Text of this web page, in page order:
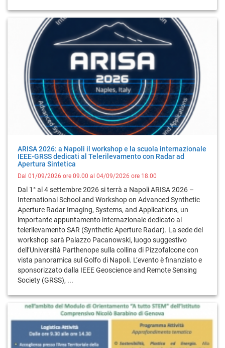
ARISA 2026: a Napoli il workshop e la scuola internazionale
IEEE-GRSS dedicati al Telerilevamento con Radar ad
Apertura Sintetica
Dal 01/09/2026 ore 09.00 al 04/09/2026 ore 18.00
Dal 1° al 4 settembre 2026 si terrà a Napoli ARISA 2026 –
International School and Workshop on Advanced Synthetic
Aperture Radar Imaging, Systems, and Applications, un
importante appuntamento internazionale dedicato al
telerilevamento SAR (Synthetic Aperture Radar). La sede del
workshop sarà Palazzo Pacanowski, luogo suggestivo
dell’Università Parthenope sulla collina di Pizzofalcone con
vista panoramica sul Golfo di Napoli. L’evento è finanziato e
sponsorizzato dalla IEEE Geoscience and Remote Sensing
Society (GRSS), ...